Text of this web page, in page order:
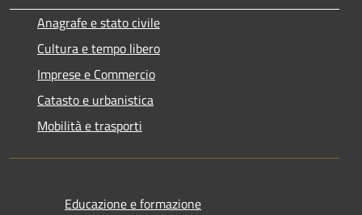
Anagrafe e stato civile
Cultura e tempo libero
Imprese e Commercio
Catasto e urbanistica
Mobilità e trasporti
Educazione e formazione